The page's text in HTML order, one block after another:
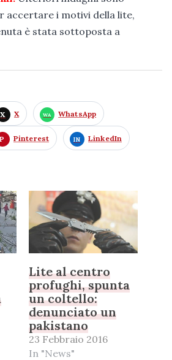
accertare i motivi della lite,
è stata sottoposta a
X WhatsApp
Pinterest LinkedIn
Lite al centro
profughi, spunta
un coltello:
denunciato un
pakistano
23 Febbraio 2016
In "News"